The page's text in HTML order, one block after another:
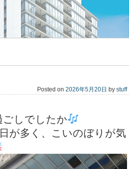
Posted on 2026年5月20日 by stuff
しでしたか
が多く、こいのぼりが気